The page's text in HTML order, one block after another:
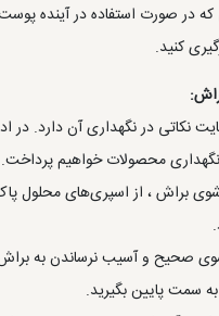
که در صورت استفاده در آینده
کنید.
نکاتی در نگهداری آن دارد. در
محصولات خواهیم پرداخت.
براش ، از اسپری‌های محلول
صحیح و آسیب نرساندن به براش
سمت پایین بگیرید.